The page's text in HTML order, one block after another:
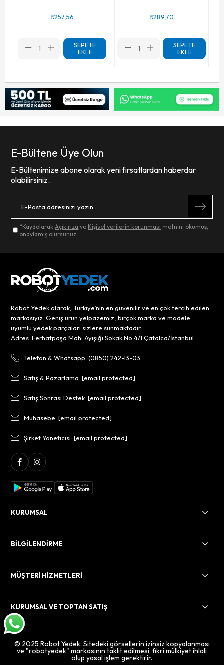
₺257,56
SEPETE
EKLE
₺289,70
SEPETE
EKLE
E-Bültene Üye Olun
E-Bültenimize abone olarak yeni fırsatlardan haberdar
olabilirsiniz..
*Kaydolarak Açık rıza ve Kişisel verilerin korunması metnini okumuş,
onaylamış olursunuz.
Robot Yedek olarak, Türkiye’nin en güvenilir ve en çok tercih edilen
markasıyız. Geniş ürün yelpazemiz, birçok marka ve modele
uyumlu yedek parçaları sizlere sunmaktadır.
Adres: Ferhatpaşa Mah. Ayışığı Sokak No:4/1 Çatalca/İstanbul
Telefon & Whatsapp: (0850) 242-13-03
Satış & Pazarlama:[email protected]
Satış Sonrası Destek:[email protected]
Muhasebe:[email protected]
Şirket Yöneticisi:[email protected]
KURUMSAL
BİLGİLENDİRME
MÜŞTERİ HİZMETLERİ
KURUMSAL VE TOPTAN SATIŞ
© 2025 Robot Yedek. Sitedeki görsellerin izinsiz kopyalanması
ve "robotyedek" markasının taklit edilmesi, fikri mülkiyet ihlali
olup yasal işlem gerektirir.